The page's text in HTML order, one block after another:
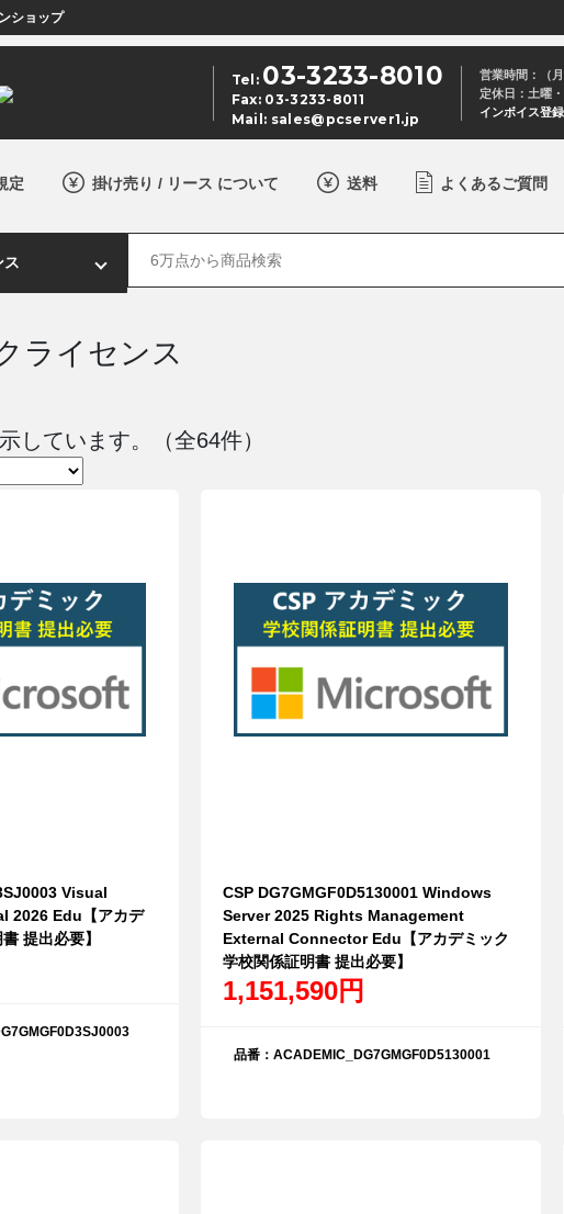
ショップ
Tel: 03-3233-8010
Fax: 03-3233-8011
Mail: sales@pcserver1.jp
営業時間：（
定休日：土曜
インボイス登
定 掛け売り / リース について 送料 よくあるご質問
ライセンス
しています。（全64件）
Visual
2026 Edu【アカデ
提出必要】
CSP DG7GMGF0D5130001 Windows
Server 2025 Rights Management
External Connector Edu【アカデミック
学校関係証明書 提出必要】
1,151,590円
品番：ACADEMIC_DG7GMGF0D5130001